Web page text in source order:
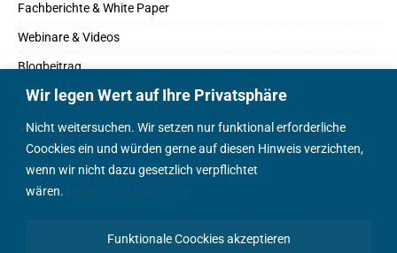
Wir legen Wert auf Ihre Privatsphäre
Nicht weitersuchen. Wir setzen nur funktional erforderliche
Coockies ein und würden gerne auf diesen Hinweis verzichten,
wenn wir nicht dazu gesetzlich verpflichtet
wären.
Funktionale Coockies akzeptieren
Fachberichte & White Paper
Webinare & Videos
Blogbeitrag
Fachbücher
Marktreport
Podcasts
Positionspapier
English Content